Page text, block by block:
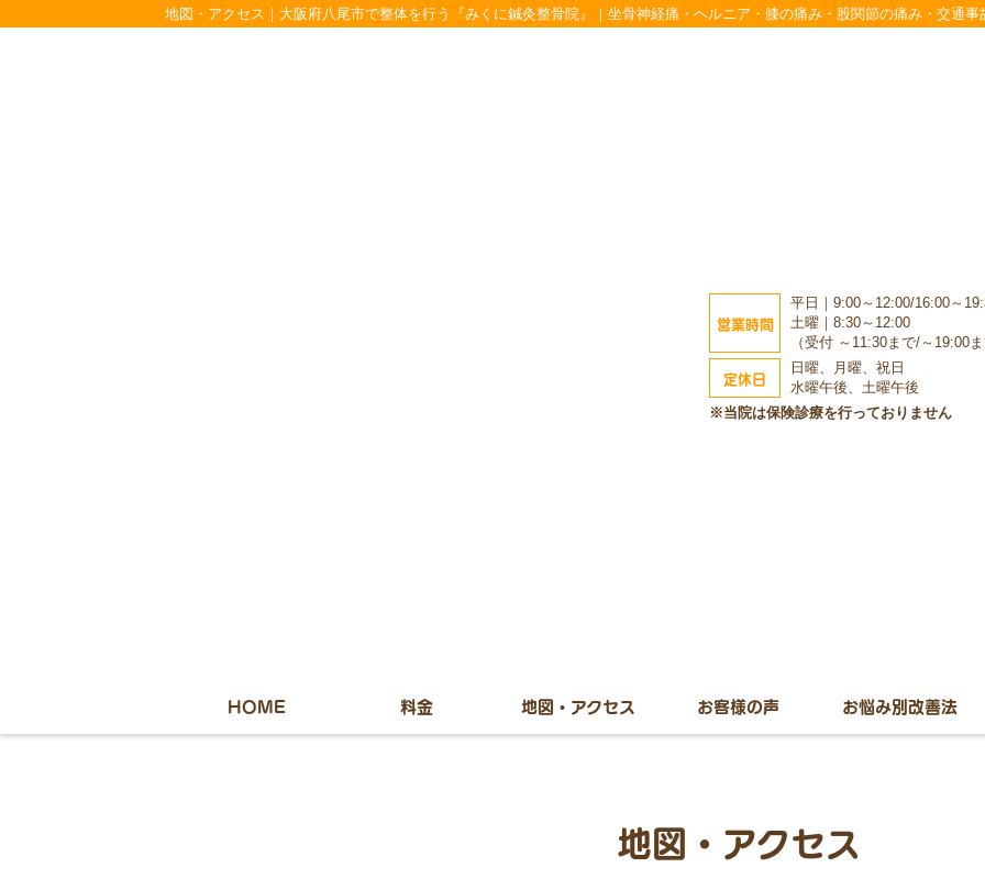
地図・アクセス｜大阪府八尾市で整体を行う『みくに鍼灸整骨院』｜坐骨神経痛・ヘルニア・膝の痛み・股関節の痛み・交通事
営業時間
平日｜9:00～12:00/16:00～
土曜｜8:30～12:00
（受付 ～11:30まで/～19:00
定休日
日曜、月曜、祝日
水曜午後、土曜午後
※当院は保険診療を行っておりません
HOME 料金 地図・アクセス お客様の声 お悩み別改善法
地図・アクセス